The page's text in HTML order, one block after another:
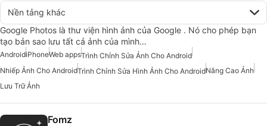
Nền tảng khác
Google Photos là thư viện hình ảnh của Google . Nó cho phép bạn
tạo bản sao lưu tất cả ảnh của mình…
AndroidiPhoneWeb appsTrình Chỉnh Sửa Ảnh Cho Android
Nhiếp Ảnh Cho AndroidTrình Chỉnh Sửa Hình Ảnh Cho AndroidNâng Cao Ảnh
Lưu Trữ Ảnh
Fomz